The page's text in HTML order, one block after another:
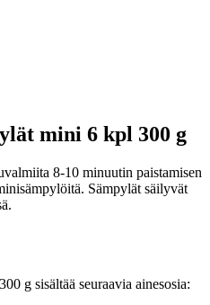
mini 6 kpl 300 g
8-10 minuutin paistamisen
Sämpylät säilyvät
g sisältää seuraavia ainesosia: